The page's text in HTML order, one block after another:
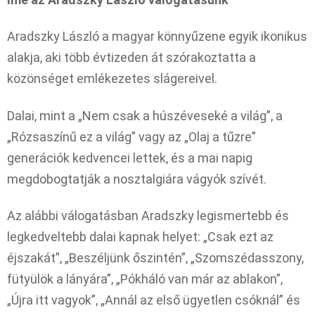
Aradszky László a magyar könnyűzene egyik ikonikus
alakja, aki több évtizeden át szórakoztatta a
közönséget emlékezetes slágereivel.
Dalai, mint a „Nem csak a húszéveseké a világ”, a
„Rózsaszínű ez a világ” vagy az „Olaj a tűzre”
generációk kedvencei lettek, és a mai napig
megdobogtatják a nosztalgiára vágyók szívét.
Az alábbi válogatásban Aradszky legismertebb és
legkedveltebb dalai kapnak helyet: „Csak ezt az
éjszakát”, „Beszéljünk őszintén”, „Szomszédasszony,
fütyülök a lányára”, „Pókháló van már az ablakon”,
„Újra itt vagyok”, „Annál az első ügyetlen csóknál” és